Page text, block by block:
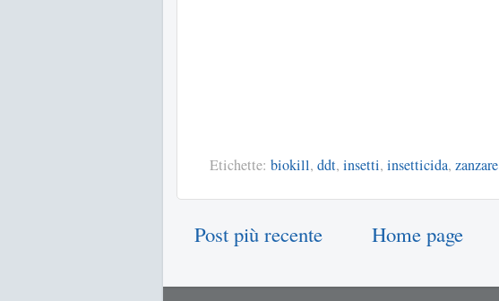
Etichette:biokill,ddt,insetti,insetticida,zanzare
Post più recente Home page